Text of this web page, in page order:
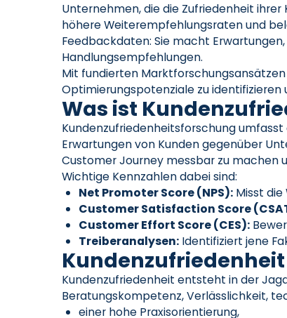
Unternehmen, die die Zufriedenheit
höhere Weiterempfehlungsraten und
Feedbackdaten: Sie macht
Handlungsempfehlungen.
Mit fundierten
Optimierungspotenziale zu
Was ist
Kundenzufriedenheitsforschung
Erwartungen von Kunden gegenüber
Customer Journey messbar zu machen
Wichtige Kennzahlen dabei sind:
Net Promoter Score (NPS): Misst
Customer Satisfaction Score
Customer Effort Score (CES):
Treiberanalysen: Identifiziert jene
Kundenzufriedenheit entsteht in der
Beratungskompetenz, Verlässlichkeit,
einer hohe Praxisorientierung,